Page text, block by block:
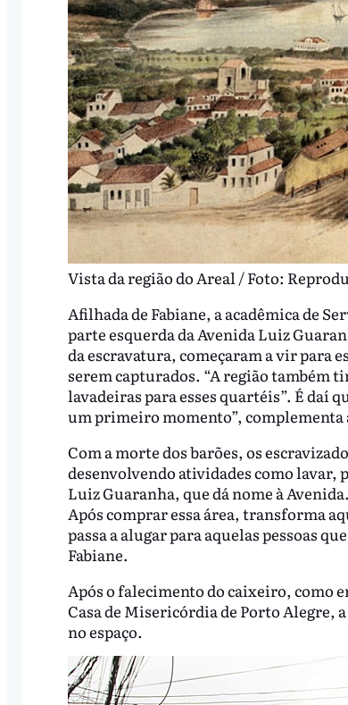
Vista da região do Areal / Foto:
Afilhada de Fabiane, a acadêmica de
parte esquerda da Avenida Luiz
da escravatura, começaram a vir para
serem capturados. “A região também
lavadeiras para esses quartéis”. É daí
um primeiro momento”,
Com a morte dos barões, os
desenvolvendo atividades como lavar,
Luiz Guaranha, que dá nome à
Após comprar essa área, transforma
passa a alugar para aquelas pessoas
Fabiane.
Após o falecimento do caixeiro, como
Casa de Misericórdia de Porto Alegre,
no espaço.